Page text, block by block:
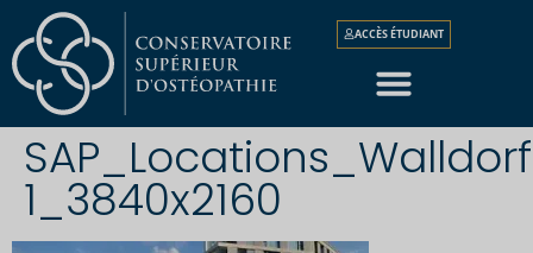
ACCÈS ÉTUDIANT
1_3840x2160